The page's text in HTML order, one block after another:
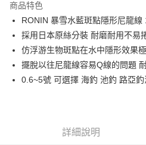
合作金庫商業銀行
華南商業銀行
上海商業儲蓄銀行
國泰世華商業銀行
臺灣中小企業銀行
匯豐（台灣）商業銀行
聯邦商業銀行
台灣樂天信用卡公司
超商取貨付款
Apple Pay
街口支付
悠遊付
【大哥付你分期使用說明】
AFTEE先享後付
商品特色
RONIN 暴雪水藍斑點隱形尼龍線
採用日本原絲分裝 耐磨耐用不易
仿浮游生物斑點在水中隱形效果
擺脫以往尼龍線容易Q線的問題
0.6~5號 可選擇 海釣 池釣 路亞釣
詳細說明